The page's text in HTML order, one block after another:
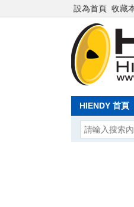
設為首頁 收藏
HIENDY 首頁